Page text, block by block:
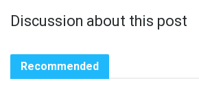
Discussion about this post
Recommended